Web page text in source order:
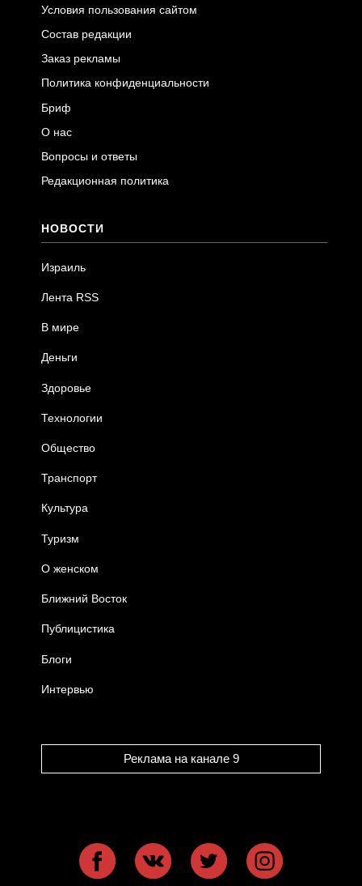
Условия пользования сайтом
Состав редакции
Заказ рекламы
Политика конфиденциальности
Бриф
О нас
Вопросы и ответы
Редакционная политика
НОВОСТИ
Израиль
Лента RSS
В мире
Деньги
Здоровье
Технологии
Общество
Транспорт
Культура
Туризм
О женском
Ближний Восток
Публицистика
Блоги
Интервью
Реклама на канале 9